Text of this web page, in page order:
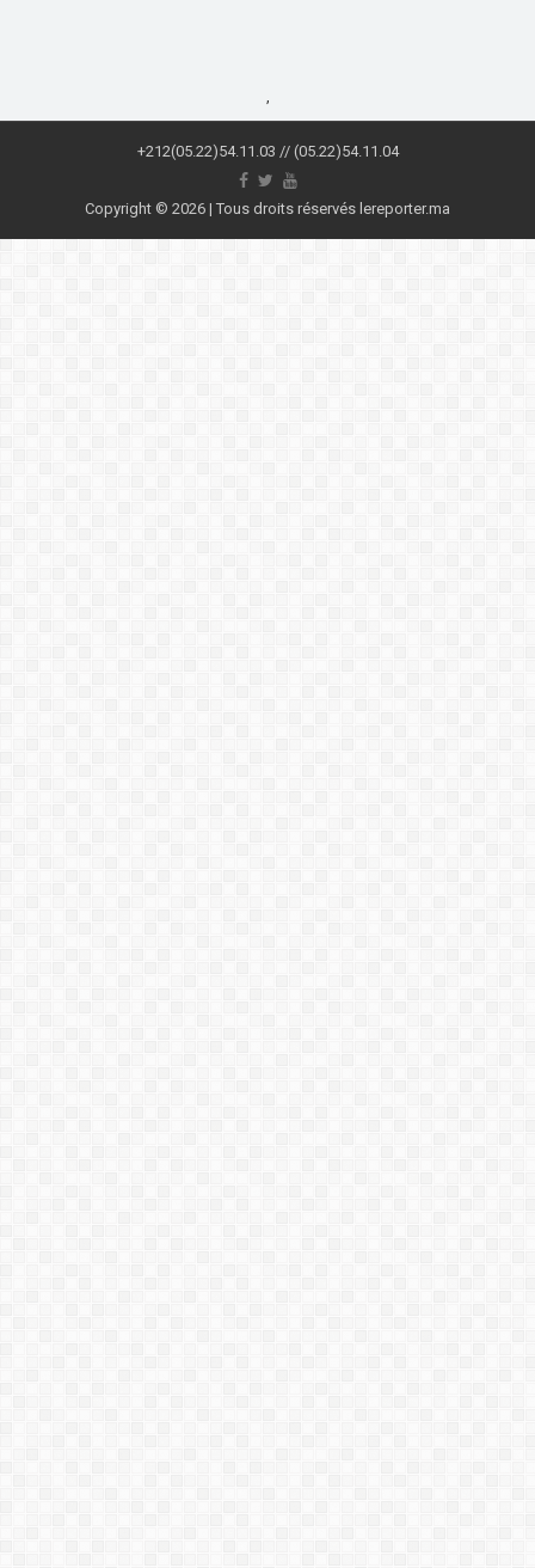
,
+212(05.22)54.11.03 // (05.22)54.11.04
Copyright © 2026 | Tous droits réservés lereporter.ma